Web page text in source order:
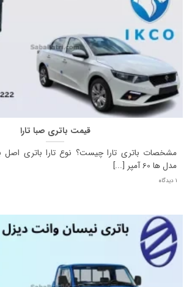
قیمت باتری صبا تارا
مشخصات باتری تارا چیست؟ نوع تارا باتری اصل
مدل ها 60 آمپر [...]
1 دیدگاه